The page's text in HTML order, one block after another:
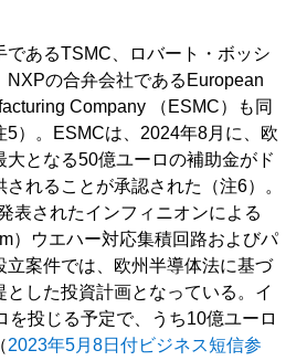
であるTSMC、ロバート・ボッシ
NXPの合弁会社であるEuropean
Company （ESMC）も同
5）。ESMCは、2024年8月に、欧
となる50億ユーロの補助金がド
れることが承認された（注6）。
表されたインフィニオンによる
）ウエハー対応集積回路およびパ
立案件では、欧州半導体法に基づ
とした投資計画となっている。イ
を投じる予定で、うち10億ユーロ
2023年5月8日付ビジネス短信参